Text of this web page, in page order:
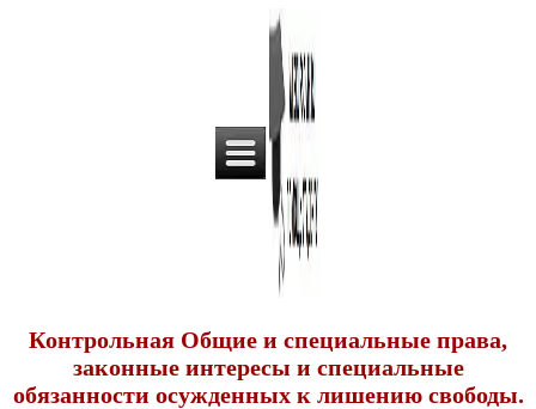
Контрольная Общие и специальные права,
законные интересы и специальные
обязанности осужденных к лишению свободы.